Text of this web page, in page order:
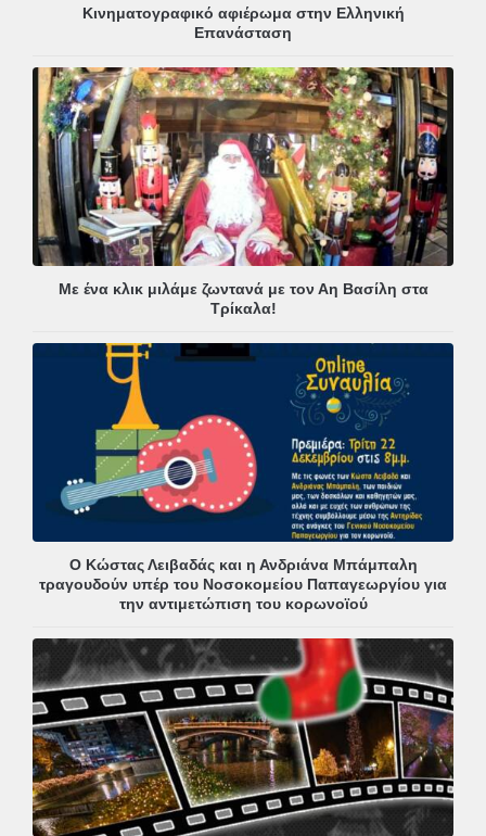
Κινηματογραφικό αφιέρωμα στην Ελληνική
Επανάσταση
Με ένα κλικ μιλάμε ζωντανά με τον Αη Βασίλη στα
Τρίκαλα!
Ο Κώστας Λειβαδάς και η Ανδριάνα Μπάμπαλη
τραγουδούν υπέρ του Νοσοκομείου Παπαγεωργίου για
την αντιμετώπιση του κορωνοϊού